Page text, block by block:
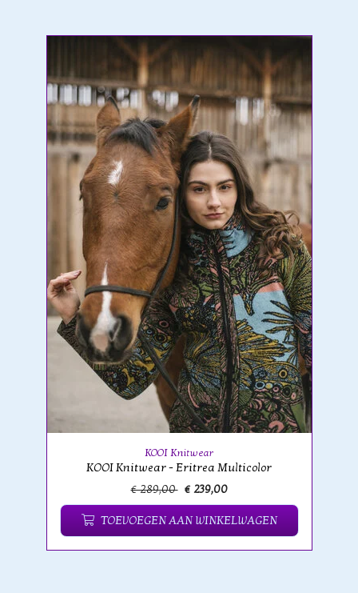
KOOI Knitwear
KOOI Knitwear - Eritrea Multicolor
€ 289,00 € 239,00
TOEVOEGEN AAN WINKELWAGEN